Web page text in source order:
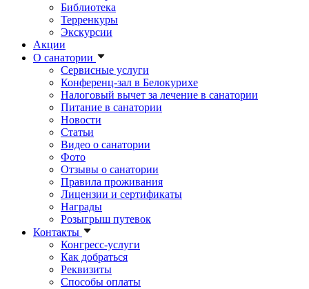
Библиотека
Терренкуры
Экскурсии
Акции
О санатории
Сервисные услуги
Конференц-зал в Белокурихе
Налоговый вычет за лечение в санатории
Питание в санатории
Новости
Статьи
Видео о санатории
Фото
Отзывы о санатории
Правила проживания
Лицензии и сертификаты
Награды
Розыгрыш путевок
Контакты
Конгресс-услуги
Как добраться
Реквизиты
Способы оплаты